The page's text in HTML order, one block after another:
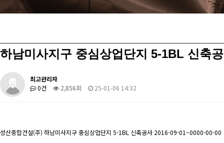
하남미사지구 중심상업단지 5-1BL 신축
최고관리자
0건
2,856회 25-01-06 14:32
성산종합건설(주) 하남미사지구 중심상업단지 5-1BL 신축공사 2016-09-01~0000-00-00